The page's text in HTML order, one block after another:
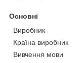
Основні
Виробник
Країна виробник
Вивчення мови